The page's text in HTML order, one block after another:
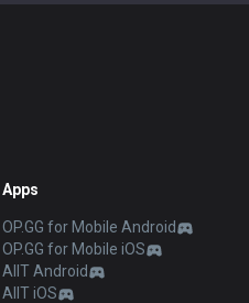
Apps
OP.GG for Mobile Android
OP.GG for Mobile iOS
AllT Android
AllT iOS